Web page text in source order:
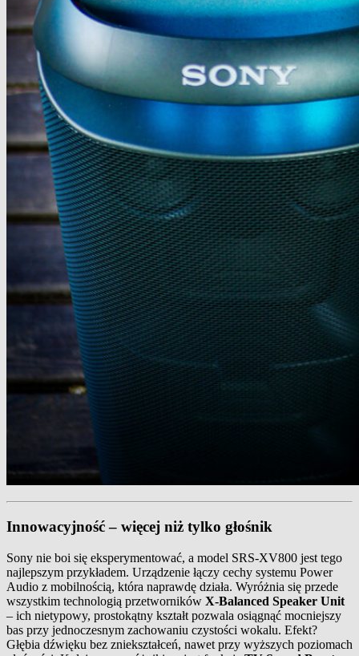
Innowacyjność – więcej niż tylko głośnik
Sony nie boi się eksperymentować, a model SRS-XV800 jest tego
najlepszym przykładem. Urządzenie łączy cechy systemu Power
Audio z mobilnością, która naprawdę działa. Wyróżnia się przede
wszystkim technologią przetworników X-Balanced Speaker Unit
– ich nietypowy, prostokątny kształt pozwala osiągnąć mocniejszy
bas przy jednoczesnym zachowaniu czystości wokalu. Efekt?
Głębia dźwięku bez zniekształceń, nawet przy wyższych poziomach